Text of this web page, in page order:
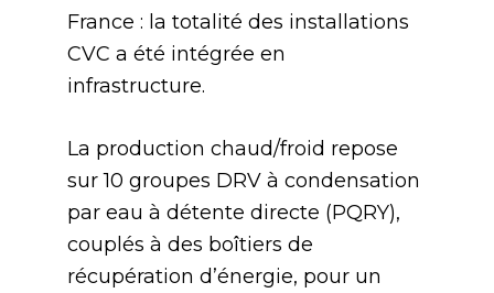
France : la totalité des installations
CVC a été intégrée en
infrastructure.
La production chaud/froid repose
sur 10 groupes DRV à condensation
par eau à détente directe (PQRY),
couplés à des boîtiers de
récupération d’énergie, pour un